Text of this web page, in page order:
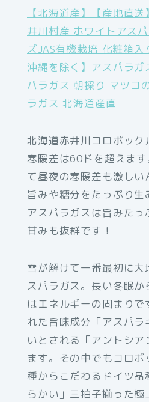
【北海道産】【産地直
井川村産 ホワイトアス
ズJAS有機栽培 化粧箱
沖縄を除く】アスパラ
パラガス 朝採り マツコ
ラガス 北海道産直
北海道赤井川コロポック
寒暖差は60ドを超えま
て昼夜の寒暖差も激し
旨みや糖分をたっぷり
アスパラガスは旨みた
甘みも抜群です！
雪が解けて一番最初に
スパラガス。長い冬眠
はエネルギーの固まり
れた旨味成分「アスパ
いとされる「アントシ
ます。その中でもコロ
種からこだわるドイツ
らかい」三拍子揃った